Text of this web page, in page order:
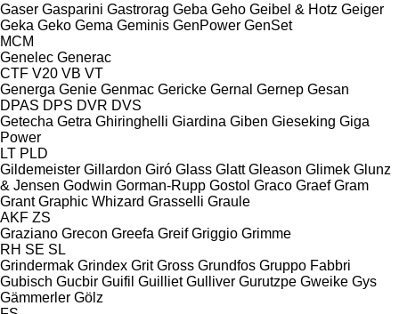
Gaser Gasparini Gastrorag Geba Geho Geibel & Hotz Geiger
Geka Geko Gema Geminis GenPower GenSet
MCM
Genelec Generac
CTF V20 VB VT
Generga Genie Genmac Gericke Gernal Gernep Gesan
DPAS DPS DVR DVS
Getecha Getra Ghiringhelli Giardina Giben Gieseking Giga
Power
LT PLD
Gildemeister Gillardon Giró Glass Glatt Gleason Glimek Glunz
& Jensen Godwin Gorman-Rupp Gostol Graco Graef Gram
Grant Graphic Whizard Grasselli Graule
AKF ZS
Graziano Grecon Greefa Greif Griggio Grimme
RH SE SL
Grindermak Grindex Grit Gross Grundfos Gruppo Fabbri
Gubisch Gucbir Guifil Guilliet Gulliver Gurutzpe Gweike Gys
Gämmerler Gölz